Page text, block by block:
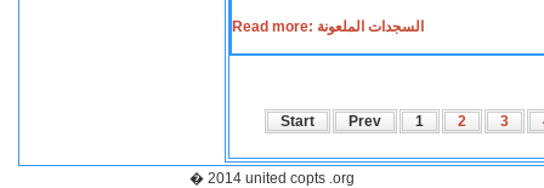
Read more: السجدات الملعونة
Start Prev 1 2 3
� 2014 united copts .org